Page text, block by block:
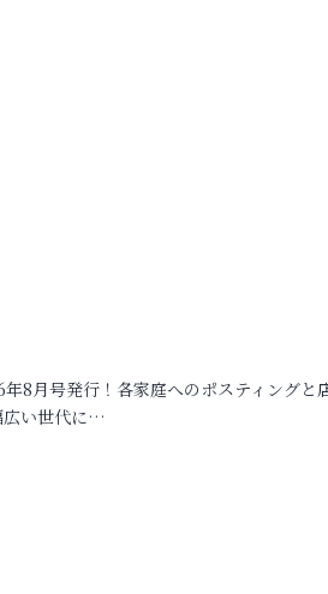
8月号発行！各家庭へのポスティングと
広い世代に…